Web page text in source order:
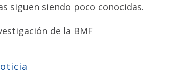
siguen siendo poco conocidas.
de la BMF